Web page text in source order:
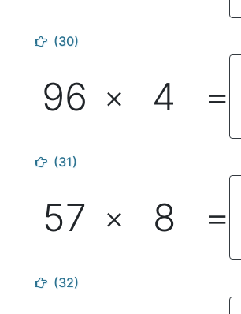
(30)
96 × 4 ＝
(31)
57 × 8 ＝
(32)